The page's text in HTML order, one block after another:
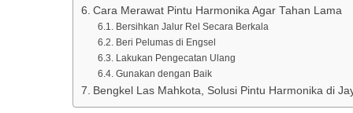
Cara Merawat Pintu Harmonika Agar Tahan Lama
Bersihkan Jalur Rel Secara Berkala
Beri Pelumas di Engsel
Lakukan Pengecatan Ulang
Gunakan dengan Baik
Bengkel Las Mahkota, Solusi Pintu Harmonika di